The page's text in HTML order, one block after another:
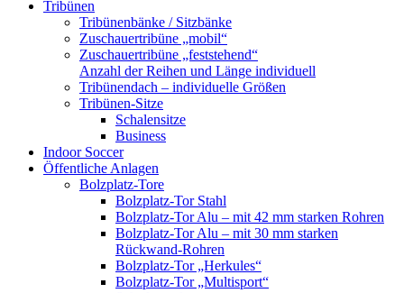
Tribünen
Tribünenbänke / Sitzbänke
Zuschauertribüne „mobil“
Zuschauertribüne „feststehend“
Anzahl der Reihen und Länge individuell
Tribünendach – individuelle Größen
Tribünen-Sitze
Schalensitze
Business
Indoor Soccer
Öffentliche Anlagen
Bolzplatz-Tore
Bolzplatz-Tor Stahl
Bolzplatz-Tor Alu – mit 42 mm starken Rohren
Bolzplatz-Tor Alu – mit 30 mm starken
Rückwand-Rohren
Bolzplatz-Tor „Herkules“
Bolzplatz-Tor „Multisport“